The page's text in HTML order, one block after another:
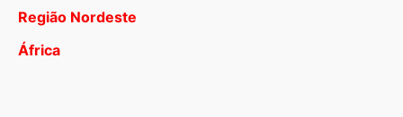
Região Nordeste
África